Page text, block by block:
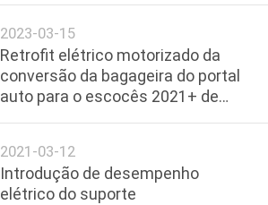
2023-03-15
Retrofit elétrico motorizado da
conversão da bagageira do portal
auto para o escocês 2021+ de
2021-03-12
Introdução de desempenho
elétrico do suporte